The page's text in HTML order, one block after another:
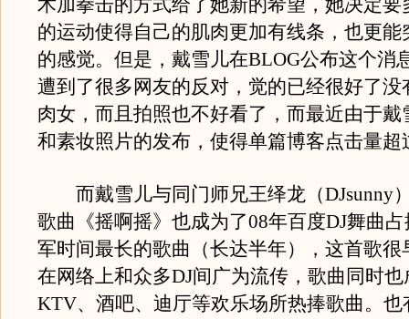
术加拳击的方式给了她新的希望，她决定要
的运动使得自己的肌肉更加有线条，也更能
的感觉。但是，戴雪儿在BLOG公布这个消
遭到了很多网友的反对，觉的已经很好了没
肉女，而且拍照也不好看了，而最近由于戴
和素妆照片的发布，使得单篇博客点击量超
而戴雪儿与同门师兄王绎龙（DJsunny
歌曲《摇啊摇》也成为了08年百度DJ舞曲占
军时间最长的歌曲（长达半年），这首歌很
在网络上和众多DJ间广为流传，歌曲同时
KTV、酒吧、迪厅等欢乐场所热捧歌曲。也